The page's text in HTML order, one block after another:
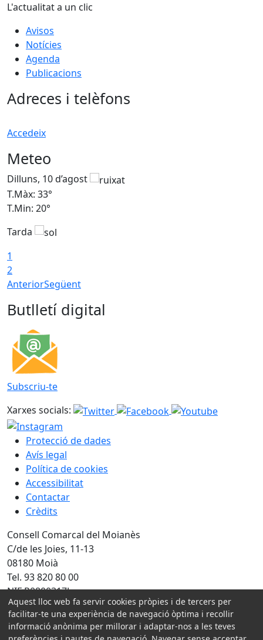
L'actualitat a un clic
Avisos
Notícies
Agenda
Publicacions
Adreces i telèfons
Accedeix
Meteo
Dilluns, 10 d’agost
T.Màx: 33°
T.Min: 20°
Tarda
1
2
AnteriorSegüent
Butlletí digital
Subscriu-te
Xarxes socials:
Protecció de dades
Avís legal
Política de cookies
Accessibilitat
Contactar
Crèdits
Consell Comarcal del Moianès
C/de les Joies, 11-13
08180 Moià
Tel. 93 820 80 00
NIF P0800317J
Amb la col·laboració de:
Aquest lloc web fa servir cookies pròpies i de tercers per
facilitar-te una experiència de navegació òptima i recollir
informació anònima per millorar i adaptar-nos a les teves